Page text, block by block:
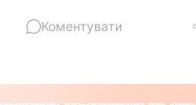
або святковим днем
Коментувати